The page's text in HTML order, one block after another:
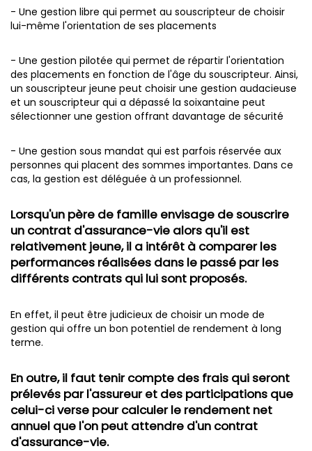
- Une gestion libre qui permet au souscripteur de choisir
lui-même l'orientation de ses placements
- Une gestion pilotée qui permet de répartir l'orientation
des placements en fonction de l'âge du souscripteur. Ainsi,
un souscripteur jeune peut choisir une gestion audacieuse
et un souscripteur qui a dépassé la soixantaine peut
sélectionner une gestion offrant davantage de sécurité
- Une gestion sous mandat qui est parfois réservée aux
personnes qui placent des sommes importantes. Dans ce
cas, la gestion est déléguée à un professionnel.
Lorsqu'un père de famille envisage de souscrire
un contrat d'assurance-vie alors qu'il est
relativement jeune, il a intérêt à comparer les
performances réalisées dans le passé par les
différents contrats qui lui sont proposés.
En effet, il peut être judicieux de choisir un mode de
gestion qui offre un bon potentiel de rendement à long
terme.
En outre, il faut tenir compte des frais qui seront
prélevés par l'assureur et des participations que
celui-ci verse pour calculer le rendement net
annuel que l'on peut attendre d'un contrat
d'assurance-vie.